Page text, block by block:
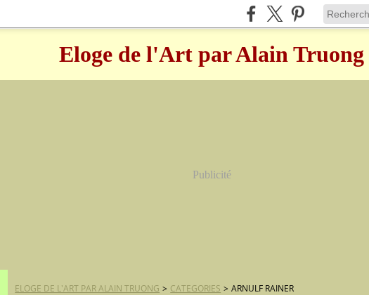
Eloge de l'Art par Alain Truong
Publicité
ELOGE DE L'ART PAR ALAIN TRUONG > CATEGORIES > ARNULF RAINER